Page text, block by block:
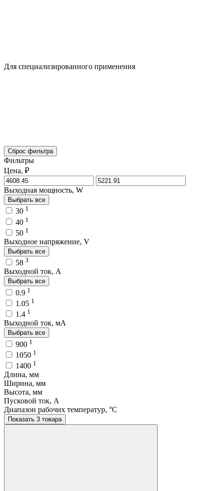
Для специализированного применения
Сброс фильтра
Фильтры
Цена, ₽
Выходная мощность, W
Выбрать все
30 1
40 1
50 1
Выходное напряжение, V
Выбрать все
58 3
Выходной ток, A
Выбрать все
0.9 1
1.05 1
1.4 1
Выходной ток, мA
Выбрать все
900 1
1050 1
1400 1
Длина, мм
Ширина, мм
Высота, мм
Пусковой ток, A
Диапазон рабочих температур, °C
Показать 3 товара